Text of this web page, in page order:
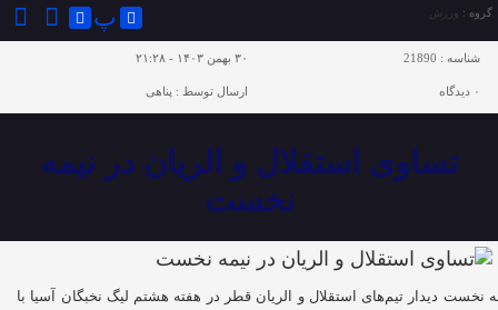
گروه : ورزش پ
شناسه : 21890 ۳۰ بهمن ۱۴۰۳ - ۲۱:۲۸
۰ دیدگاه ارسال توسط : پناهی
تساوی استقلال و الریان در نیمه
نخست
نخست دیدار تیم‌های استقلال و الریان قطر در هفته هشتم لیگ نخبگان آسیا با